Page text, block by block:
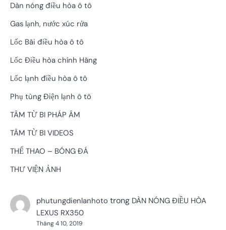
Dàn nóng điều hòa ô tô
Gas lạnh, nước xúc rửa
Lốc Bãi điều hòa ô tô
Lốc Điều hòa chính Hãng
Lốc lạnh điều hòa ô tô
Phụ tùng Điện lạnh ô tô
TÂM TỪ BI PHÁP ÂM
TÂM TỪ BI VIDEOS
THỂ THAO – BÓNG ĐÁ
THƯ VIỆN ẢNH
phutungdienlanhoto trong DÀN NÓNG ĐIỀU HÒA
LEXUS RX350
Tháng 4 10, 2019